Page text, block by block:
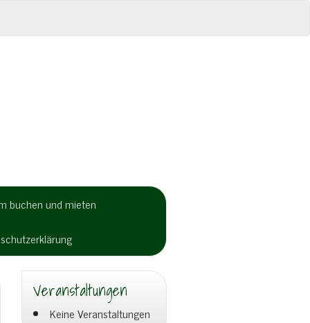
buchen und mieten
Veranstaltungen
Keine Veranstaltungen